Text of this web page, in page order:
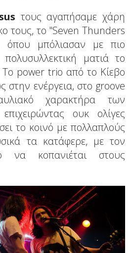
τους αγαπήσαμε χάρη
τους, το "Seven Thunders
όπου μπόλιασαν με πιο
ματιά το
power trio από το Κίεβο
στην ενέργεια, στο groove
χαρακτήρα των
ουκ ολίγες
το κοινό με πολλαπλούς
τα κατάφερε, με τον
να κοπανιέται στους